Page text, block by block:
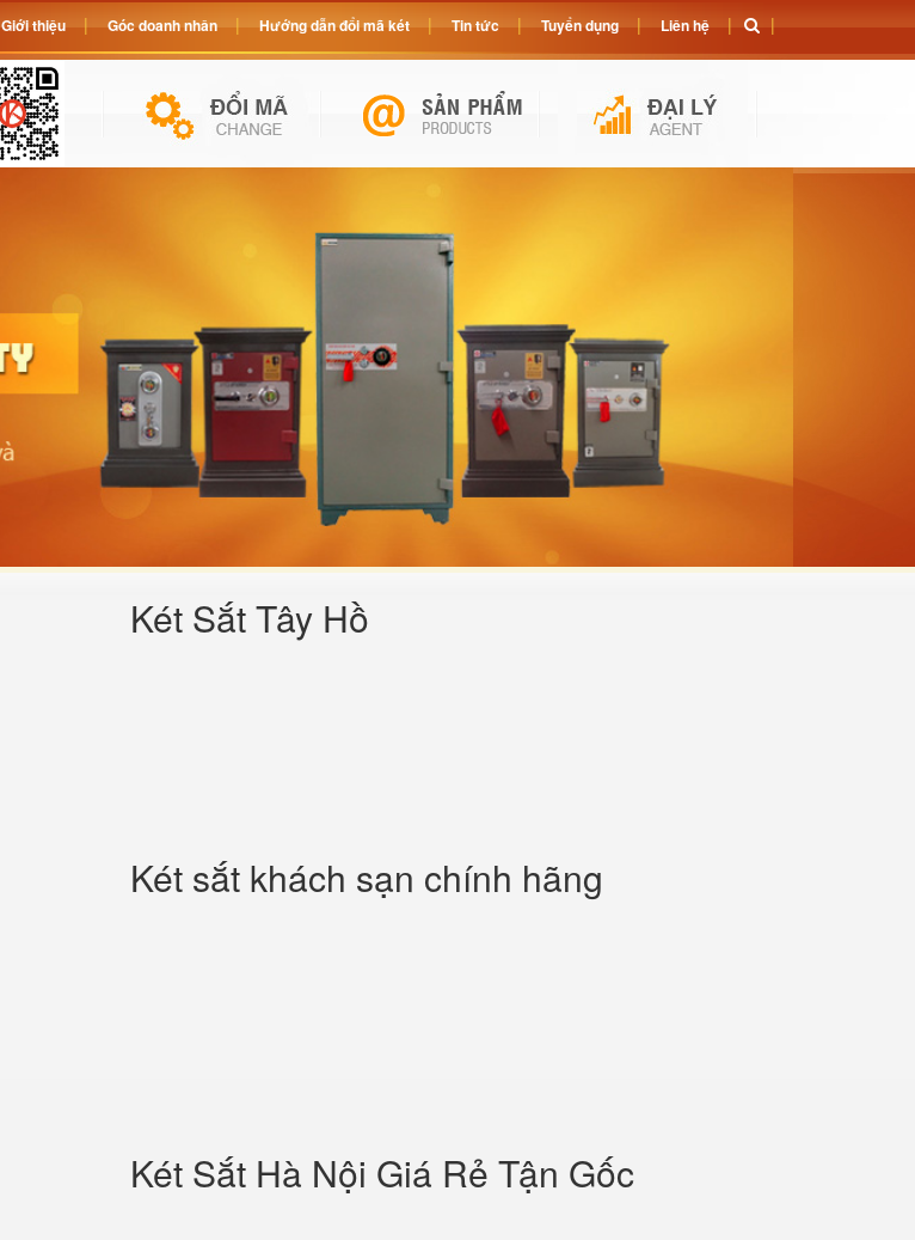
Két Sắt Tây Hồ
Két sắt khách sạn chính hãng
Két Sắt Hà Nội Giá Rẻ Tận Gốc
Giới thiệu Góc doanh nhân Hướng dẫn đổi mã két Tin tức Tuyển dụng Liên hệ